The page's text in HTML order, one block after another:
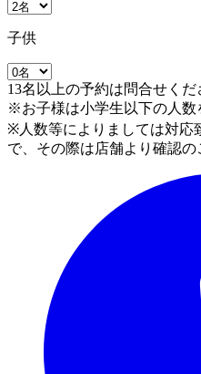
子供
13名以上の予約は問合せくだ
※お子様は小学生以下の人数
※人数等によりましては対応
で、その際は店舗より確認の